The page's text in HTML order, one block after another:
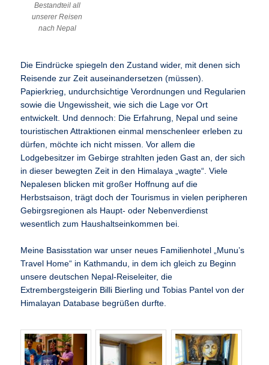
Bestandteil all
unserer Reisen
nach Nepal
Die Eindrücke spiegeln den Zustand wider, mit denen sich
Reisende zur Zeit auseinandersetzen (müssen).
Papierkrieg, undurchsichtige Verordnungen und Regularien
sowie die Ungewissheit, wie sich die Lage vor Ort
entwickelt. Und dennoch: Die Erfahrung, Nepal und seine
touristischen Attraktionen einmal menschenleer erleben zu
dürfen, möchte ich nicht missen. Vor allem die
Lodgebesitzer im Gebirge strahlten jeden Gast an, der sich
in dieser bewegten Zeit in den Himalaya „wagte“. Viele
Nepalesen blicken mit großer Hoffnung auf die
Herbstsaison, trägt doch der Tourismus in vielen peripheren
Gebirgsregionen als Haupt- oder Nebenverdienst
wesentlich zum Haushaltseinkommen bei.
Meine Basisstation war unser neues Familienhotel „Munu’s
Travel Home“ in Kathmandu, in dem ich gleich zu Beginn
unsere deutschen Nepal-Reiseleiter, die
Extrembergsteigerin Billi Bierling und Tobias Pantel von der
Himalayan Database begrüßen durfte.